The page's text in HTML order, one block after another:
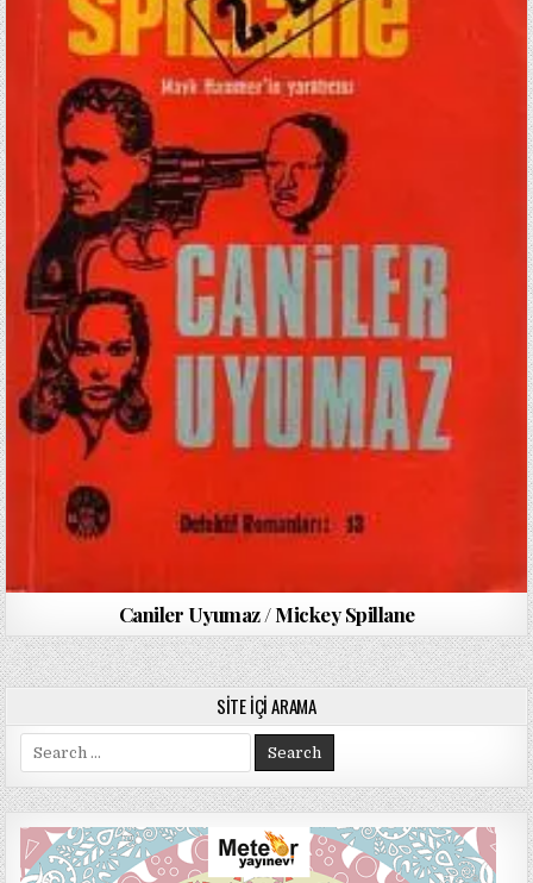
Caniler Uyumaz / Mickey Spillane
SITE İÇI ARAMA
Search
for: